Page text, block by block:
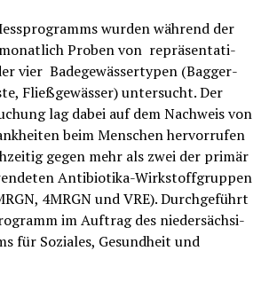
wur­den wäh­rend der
monat­lich Pro­ben von reprä­sen­ta­ti­
vier Bade­ge­wäs­ser­ty­pen (Bag­ger­
Fließ­ge­wäs­ser) unter­sucht. Der
lag dabei auf dem Nach­weis von
beim Men­schen her­vor­ru­fen
gegen mehr als zwei der pri­mär
Anti­bio­ti­ka-Wirk­stoff­grup­pen
4MRGN und VRE). Durch­ge­führt
im Auf­trag des nie­der­säch­si­
für Sozia­les, Gesund­heit und